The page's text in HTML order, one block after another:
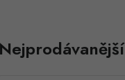
Nejprodávanější